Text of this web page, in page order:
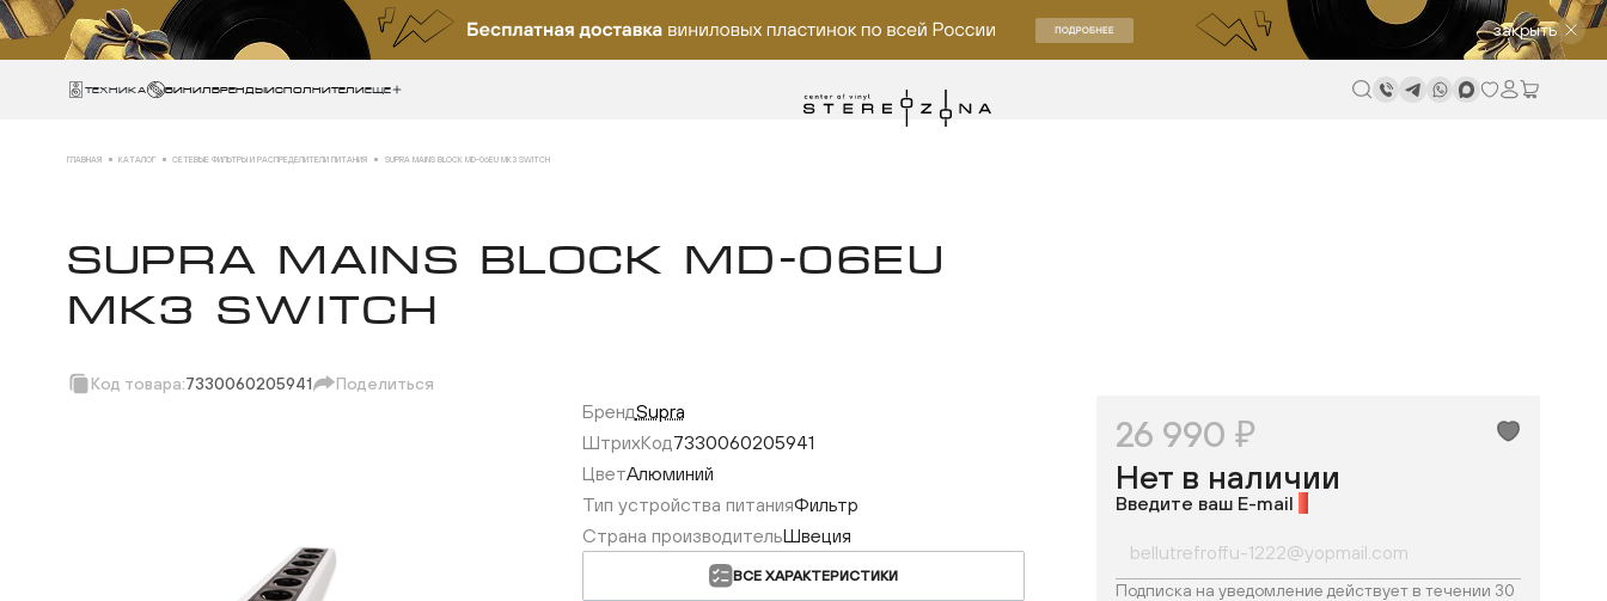
закрыть
Техника ВИНИЛБРЕНДЫИСПОЛНИТЕЛИЕще
ГЛАВНАЯ КАТАЛОГ СЕТЕВЫЕ ФИЛЬТРЫ И РАСПРЕДЕЛИТЕЛИ ПИТАНИЯ SUPRA MAINS BLOCK MD-06EU MK3 SWITCH
SUPRA MAINS BLOCK MD-06EU
MK3 SWITCH
Код товара:7330060205941 Поделиться
БрендSupra
ШтрихКод7330060205941
ЦветАлюминий
Тип устройства питанияФильтр
Страна производительШвеция
ВСЕ ХАРАКТЕРИСТИКИ
26 990 ₽
Нет в наличии
Введите ваш E-mail
Подписка на уведомление действует в течении 30